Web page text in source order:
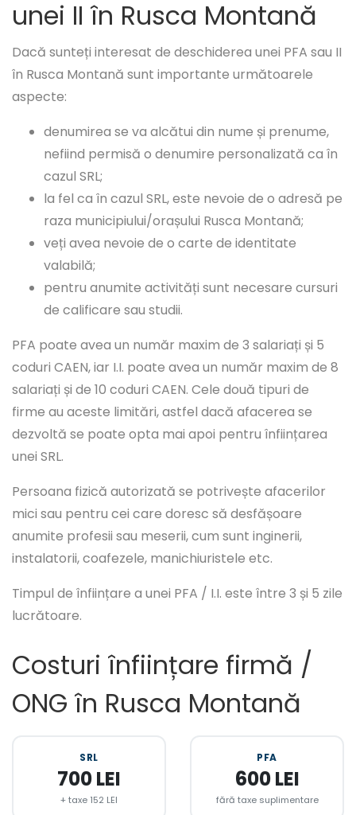
unei II în Rusca Montană
Dacă sunteți interesat de deschiderea unei PFA sau II
în Rusca Montană sunt importante următoarele
aspecte:
denumirea se va alcătui din nume și prenume,
nefiind permisă o denumire personalizată ca în
cazul SRL;
la fel ca în cazul SRL, este nevoie de o adresă pe
raza municipiului/orașului Rusca Montană;
veți avea nevoie de o carte de identitate
valabilă;
pentru anumite activități sunt necesare cursuri
de calificare sau studii.
PFA poate avea un număr maxim de 3 salariați și 5
coduri CAEN, iar I.I. poate avea un număr maxim de 8
salariați și de 10 coduri CAEN. Cele două tipuri de
firme au aceste limitări, astfel dacă afacerea se
dezvoltă se poate opta mai apoi pentru înființarea
unei SRL.
Persoana fizică autorizată se potrivește afacerilor
mici sau pentru cei care doresc să desfășoare
anumite profesii sau meserii, cum sunt inginerii,
instalatorii, coafezele, manichiuristele etc.
Timpul de înființare a unei PFA / I.I. este între 3 și 5 zile
lucrătoare.
Costuri înființare firmă /
ONG în Rusca Montană
SRL
700 LEI
+ taxe 152 LEI
PFA
600 LEI
fără taxe suplimentare